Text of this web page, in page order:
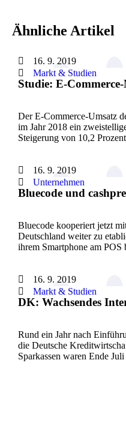
Ähnliche Artikel
16. 9. 2019
Markt & Studien
Studie: E-
Der E-Commerce-Umsatz
im Jahr 2018 ein
Steigerung von 10,2
16. 9. 2019
Unternehmen
Bluecode und
Bluecode kooperiert jetzt
Deutschland weiter zu
ihrem Smartphone am
16. 9. 2019
Markt & Studien
DK: Wachsendes
Rund ein Jahr nach
die Deutsche
Sparkassen waren Ende